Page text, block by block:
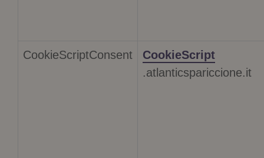
CookieScriptConsent
CookieScript
.atlanticspariccione.it